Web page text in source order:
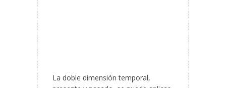
La doble dimensión temporal,